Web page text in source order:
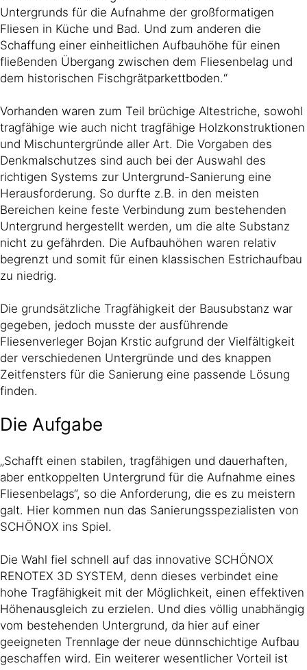
Untergrunds für die Aufnahme der großformatigen
Fliesen in Küche und Bad. Und zum anderen die
Schaffung einer einheitlichen Aufbauhöhe für einen
fließenden Übergang zwischen dem Fliesenbelag und
dem historischen Fischgrätparkettboden.“
Vorhanden waren zum Teil brüchige Altestriche, sowohl
tragfähige wie auch nicht tragfähige Holzkonstruktionen
und Mischuntergründe aller Art. Die Vorgaben des
Denkmalschutzes sind auch bei der Auswahl des
richtigen Systems zur Untergrund-Sanierung eine
Herausforderung. So durfte z.B. in den meisten
Bereichen keine feste Verbindung zum bestehenden
Untergrund hergestellt werden, um die alte Substanz
nicht zu gefährden. Die Aufbauhöhen waren relativ
begrenzt und somit für einen klassischen Estrichaufbau
zu niedrig.
Die grundsätzliche Tragfähigkeit der Bausubstanz war
gegeben, jedoch musste der ausführende
Fliesenverleger Bojan Krstic aufgrund der Vielfältigkeit
der verschiedenen Untergründe und des knappen
Zeitfensters für die Sanierung eine passende Lösung
finden.
Die Aufgabe
„Schafft einen stabilen, tragfähigen und dauerhaften,
aber entkoppelten Untergrund für die Aufnahme eines
Fliesenbelags“, so die Anforderung, die es zu meistern
galt. Hier kommen nun das Sanierungsspezialisten von
SCHÖNOX ins Spiel.
Die Wahl fiel schnell auf das innovative SCHÖNOX
RENOTEX 3D SYSTEM, denn dieses verbindet eine
hohe Tragfähigkeit mit der Möglichkeit, einen effektiven
Höhenausgleich zu erzielen. Und dies völlig unabhängig
vom bestehenden Untergrund, da hier auf einer
geeigneten Trennlage der neue dünnschichtige Aufbau
geschaffen wird. Ein weiterer wesentlicher Vorteil ist